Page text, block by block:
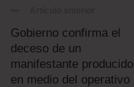
Gobierno confirma el
deceso de un
manifestante producido
en medio del operativo